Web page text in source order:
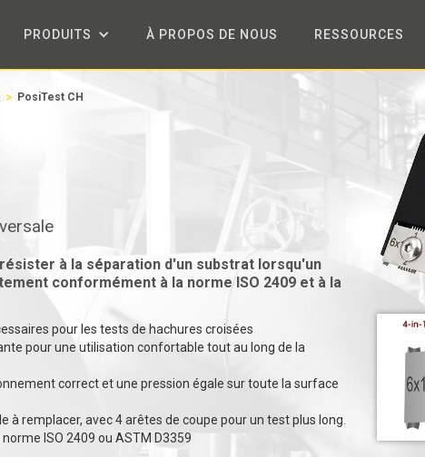
PRODUITS À PROPOS DE NOUS RESSOURCES
> PosiTest CH
à la séparation d'un substrat lorsqu'un
conformément à la norme ISO 2409 et à la
pour les tests de hachures croisées
pour une utilisation confortable tout au long de la
correct et une pression égale sur toute la surface
à remplacer, avec 4 arêtes de coupe pour un test plus long.
ISO 2409 ou ASTM D3359